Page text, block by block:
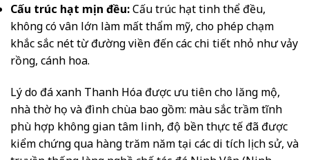
Cấu trúc hạt mịn đều:Cấu trúc hạt tinh thể đều,
không có vân lớn làm mất thẩm mỹ, cho phép chạm
khắc sắc nét từ đường viền đến các chi tiết nhỏ như vảy
rồng, cánh hoa.
Lý do đá xanh Thanh Hóa được ưu tiên cho lăng mộ,
nhà thờ họ và đình chùa bao gồm: màu sắc trầm tĩnh
phù hợp không gian tâm linh, độ bền thực tế đã được
kiểm chứng qua hàng trăm năm tại các di tích lịch sử, và